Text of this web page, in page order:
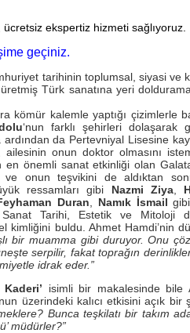
HATTAT HAFIZ
ekspertiz hizmeti sağlıyoruz.
geçiniz.
tarihinin toplumsal, siyasi ve
Türk sanatına yeri
kömür kalemle yaptığı çizimlerle
‘nun farklı şehirleri dolaşarak
da Pertevniyal Lisesine
onun doktor olmasını
en önemli sanat etkinliği olan
ve onun teşvikini de aldıktan
ressamları gibi Nazmi Ziya,
Duran Namık İsmail
Tarihi, Estetik ve Mitoloji
kimliğini buldu. Ahmet Hamdi’nin
bir muamma gibi duruyor. Onu
serpilir, fakat toprağın
idrak eder.”
Kaderi’ isimli bir makalesinde bile
üzerindeki kalıcı etkisini açık bir
Bunca teşkilatı bir takım
müdürler?”